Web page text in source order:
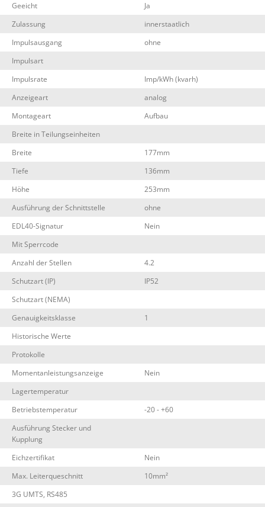
Geeicht
Ja
Zulassung
innerstaatlich
Impulsausgang
ohne
Impulsart
Impulsrate
Imp/kWh (kvarh)
Anzeigeart
analog
Montageart
Aufbau
Breite in Teilungseinheiten
Breite
177mm
Tiefe
136mm
Höhe
253mm
Ausführung der Schnittstelle
ohne
EDL40-Signatur
Nein
Mit Sperrcode
Anzahl der Stellen
4.2
Schutzart (IP)
IP52
Schutzart (NEMA)
Genauigkeitsklasse
1
Historische Werte
Protokolle
Momentanleistungsanzeige
Nein
Lagertemperatur
Betriebstemperatur
-20 - +60
Ausführung Stecker und
Kupplung
Eichzertifikat
Nein
Max. Leiterqueschnitt
10mm²
3G UMTS, RS485